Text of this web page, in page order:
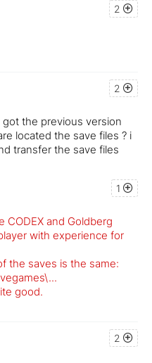
2
2
the previous version
located the save files ? i
transfer the save files
1
and Goldberg
with experience for
the saves is the same:
good.
2